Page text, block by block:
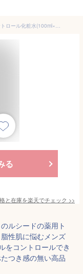
LUCIDO(ルシード) 薬用トータルケアオイルコントロール化粧水(100ml×3セット)【ルシード(LUCIDO)】
る
と在庫を楽天でチェック >>
ルシードの薬用ト
性肌に悩むメンズ
をコントロールでき
つき感の無い高品